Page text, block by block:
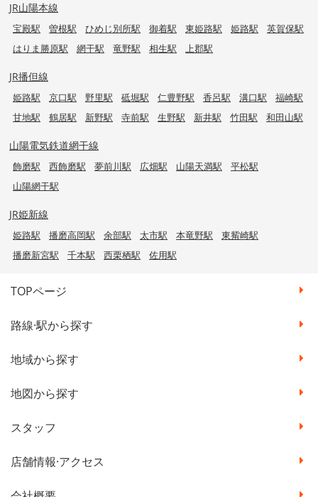
JR山陽本線
宝殿駅 曽根駅 ひめじ別所駅 御着駅 東姫路駅 姫路駅
英賀保駅
はりま勝原駅
網干駅 竜野駅 相生駅 上郡駅
JR播但線
姫路駅 京口駅 野里駅 砥堀駅 仁豊野駅 香呂駅 溝口駅
福崎駅
甘地駅
鶴居駅 新野駅 寺前駅 生野駅 新井駅 竹田駅 和田山駅
山陽電気鉄道網干線
飾磨駅 西飾磨駅 夢前川駅 広畑駅 山陽天満駅
平松駅
山陽網干駅
JR姫新線
姫路駅 播磨高岡駅 余部駅 太市駅 本竜野駅
東觜崎駅
播磨新宮駅
千本駅 西栗栖駅 佐用駅
TOPページ
路線·駅から探す
地域から探す
地図から探す
スタッフ
店舗情報·アクセス